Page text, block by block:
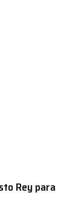
Rey para